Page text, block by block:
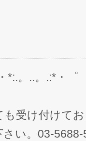
*:.。..。.:*・
も受け付けて
い。03-5688-